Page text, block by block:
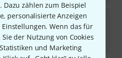
zählen zum Beispiel
personalisierte Anzeigen
Wenn das für
der Nutzung von Cookies
und Marketing
Set LTD
1
lieferbar